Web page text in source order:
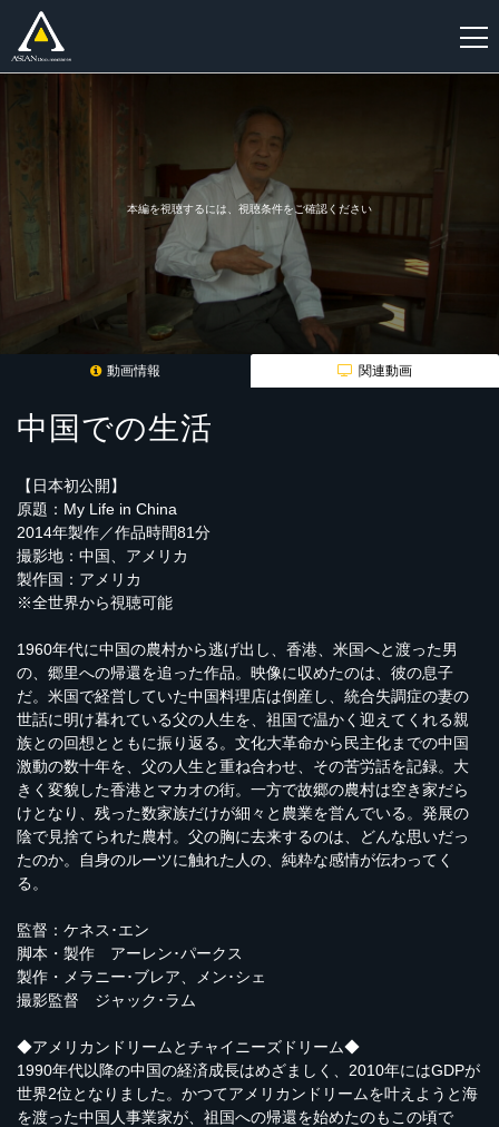
本編を視聴するには、視聴条件をご確認ください
動画情報 関連動画
中国での生活
【日本初公開】
原題：My Life in China
2014年製作／作品時間81分
撮影地：中国、アメリカ
製作国：アメリカ
※全世界から視聴可能
1960年代に中国の農村から逃げ出し、香港、米国へと渡った男
の、郷里への帰還を追った作品。映像に収めたのは、彼の息子
だ。米国で経営していた中国料理店は倒産し、統合失調症の妻の
世話に明け暮れている父の人生を、祖国で温かく迎えてくれる親
族との回想とともに振り返る。文化大革命から民主化までの中国
激動の数十年を、父の人生と重ね合わせ、その苦労話を記録。大
きく変貌した香港とマカオの街。一方で故郷の農村は空き家だら
けとなり、残った数家族だけが細々と農業を営んでいる。発展の
陰で見捨てられた農村。父の胸に去来するのは、どんな思いだっ
たのか。自身のルーツに触れた人の、純粋な感情が伝わってく
る。
監督：ケネス･エン
脚本・製作 アーレン･パークス
製作・メラニー･ブレア、メン･シェ
撮影監督 ジャック･ラム
◆アメリカンドリームとチャイニーズドリーム◆
1990年代以降の中国の経済成長はめざましく、2010年にはGDPが
世界2位となりました。かつてアメリカンドリームを叶えようと海
を渡った中国人事業家が、祖国への帰還を始めたのもこの頃で